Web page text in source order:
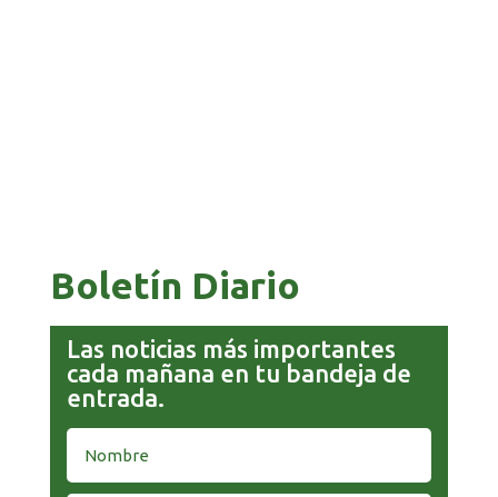
Boletín Diario
Las noticias más importantes
cada mañana en tu bandeja de
entrada.